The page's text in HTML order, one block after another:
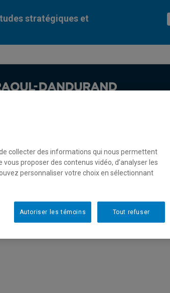
stratégiques et
Epstein colle à la
collecter des informations qui nous permettent
proposer des contenus vidéo, d’analyser les
personnaliser votre choix en sélectionnant
Tout refuser
Autoriser les témoins